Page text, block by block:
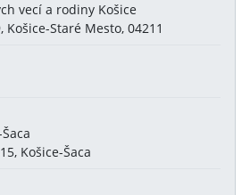
vecí a rodiny Košice
Staré Mesto, 04211
Košice-Šaca